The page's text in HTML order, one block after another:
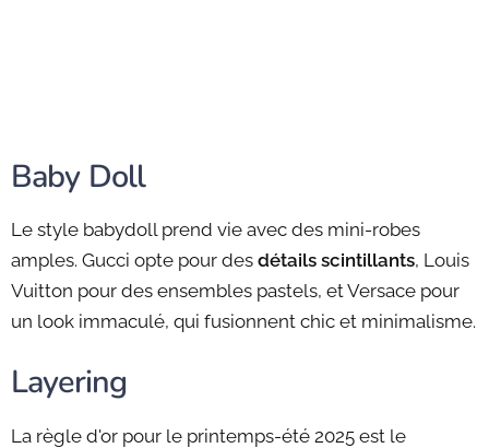
Baby Doll
Le style babydoll prend vie avec des mini-robes
amples. Gucci opte pour des détails scintillants, Louis
Vuitton pour des ensembles pastels, et Versace pour
un look immaculé, qui fusionnent chic et minimalisme.
Layering
La règle d'or pour le printemps-été 2025 est le